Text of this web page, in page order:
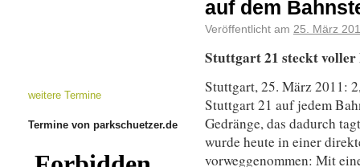
auf dem
Veröffentlicht am 25. März
Stuttgart 21 steckt voller
Stuttgart, 25. März 2011:
Stuttgart 21 auf jedem
Gedränge, das dadurch
wurde heute in einer
vorweggenommen: Mit
weitere Termine
Termine von parkschuetzer.de